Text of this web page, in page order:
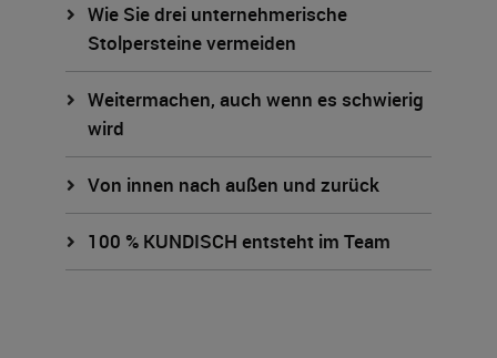
Wie Sie drei unternehmerische
Stolpersteine vermeiden
Weitermachen, auch wenn es schwierig
wird
Von innen nach außen und zurück
100 % KUNDISCH entsteht im Team